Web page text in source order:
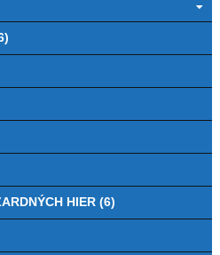
HIER (6)